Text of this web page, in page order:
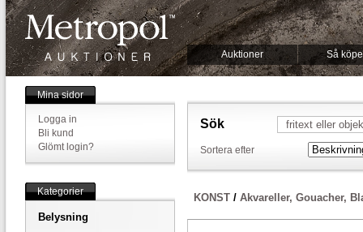
Auktioner Så
Mina sidor
Logga in
Bli kund
Glömt login?
Kategorier
Belysning
Sök
Sortera efter
KONST / Akvareller, Gouacher,